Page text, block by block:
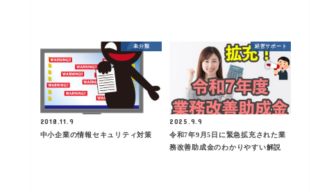
未分類
2018.11.9
中小企業の情報セキュリティ対策
経営サポート
2025.9.9
令和7年9月5日に緊急拡充された業
務改善助成金のわかりやすい解説